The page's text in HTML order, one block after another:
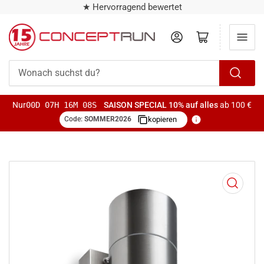
★ Hervorragend bewertet
suchst
AnmeldenMini-Warenkorb öffnen
Nur00D 07H 16M 08S SAISON SPECIAL 10% auf allesab 100 €
Code: SOMMER2026 kopieren